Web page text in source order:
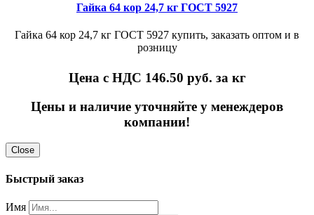
Гайка 64 кор 24,7 кг ГОСТ 5927
Гайка 64 кор 24,7 кг ГОСТ 5927 купить, заказать оптом и в
розницу
Цена с НДС 146.50 руб. за кг
Цены и наличие уточняйте у менеждеров
компании!
Close
Быстрый заказ
Имя